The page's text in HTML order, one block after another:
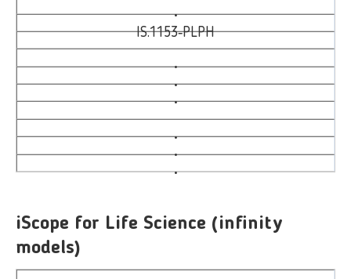
•
IS.1153‑PLPH
•
•
•
•
•
•
iScope for Life Science (infinity
models)